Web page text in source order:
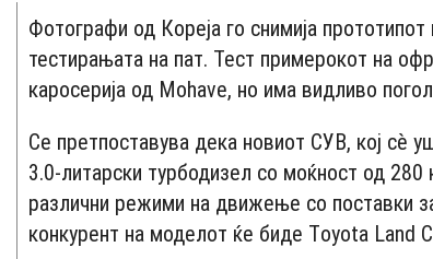
Фотографи од Кореја го снимија
тестирањата на пат. Тест примерокот на
каросерија од Mоhаvе, нo имa видливо
Се претпоставува дека новиот СУВ, кој сè
3.0-литарски турбодизел со моќност од
различни режими на движење со поставки
конкурент на моделот ќе биде Tоyоtа Lаnd